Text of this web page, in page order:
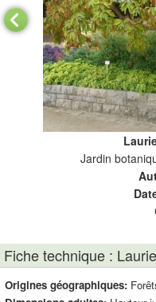
Jardin
Fiche technique :
Origines géographiques: